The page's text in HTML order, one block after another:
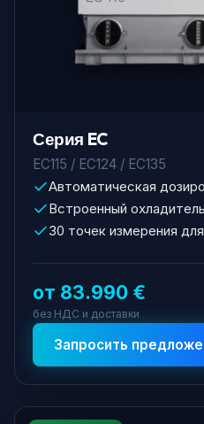
Серия EC
EC115 / EC124 / EC135
Автоматическая
Встроенный
30 точек измерения
от 83.990 €
без НДС и доставки
Запросить